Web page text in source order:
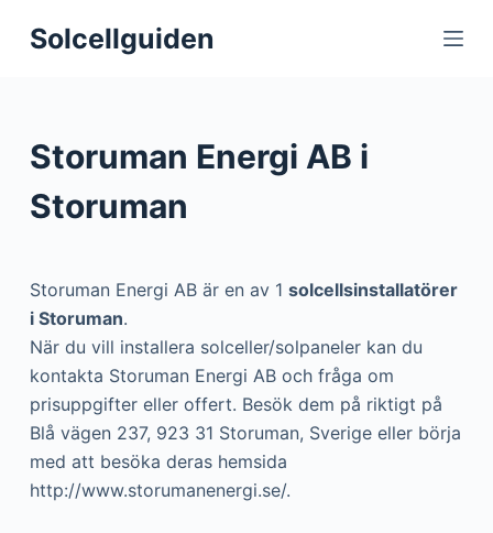
S
o
c
e
n
Solcellguiden
Storuman Energi AB i
Storuman
Storuman Energi AB är en av 1 solcellsinstallatörer
i Storuman.
När du vill installera solceller/solpaneler kan du
kontakta Storuman Energi AB och fråga om
prisuppgifter eller offert. Besök dem på riktigt på
Blå vägen 237, 923 31 Storuman, Sverige eller börja
med att besöka deras hemsida
http://www.storumanenergi.se/.